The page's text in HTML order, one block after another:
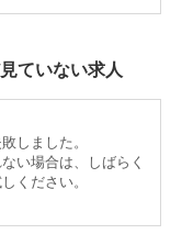
ていない求人
しました。
い場合は、しばらく
ください。